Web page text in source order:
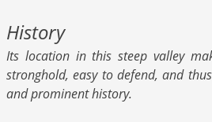
History
Its location in this steep valley
stronghold, easy to defend, and
and prominent history.